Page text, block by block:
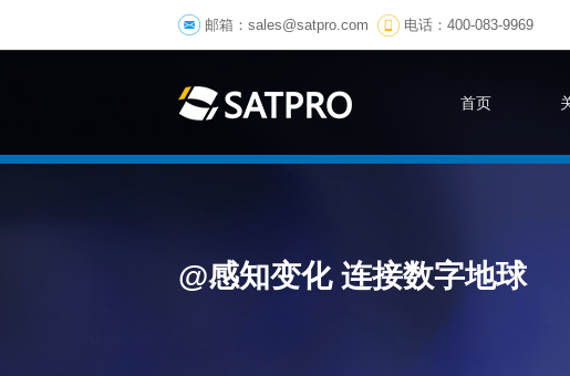
邮箱：sales@satpro.com 电话：400-083-9969
首页
@感知变化 连接数字地球